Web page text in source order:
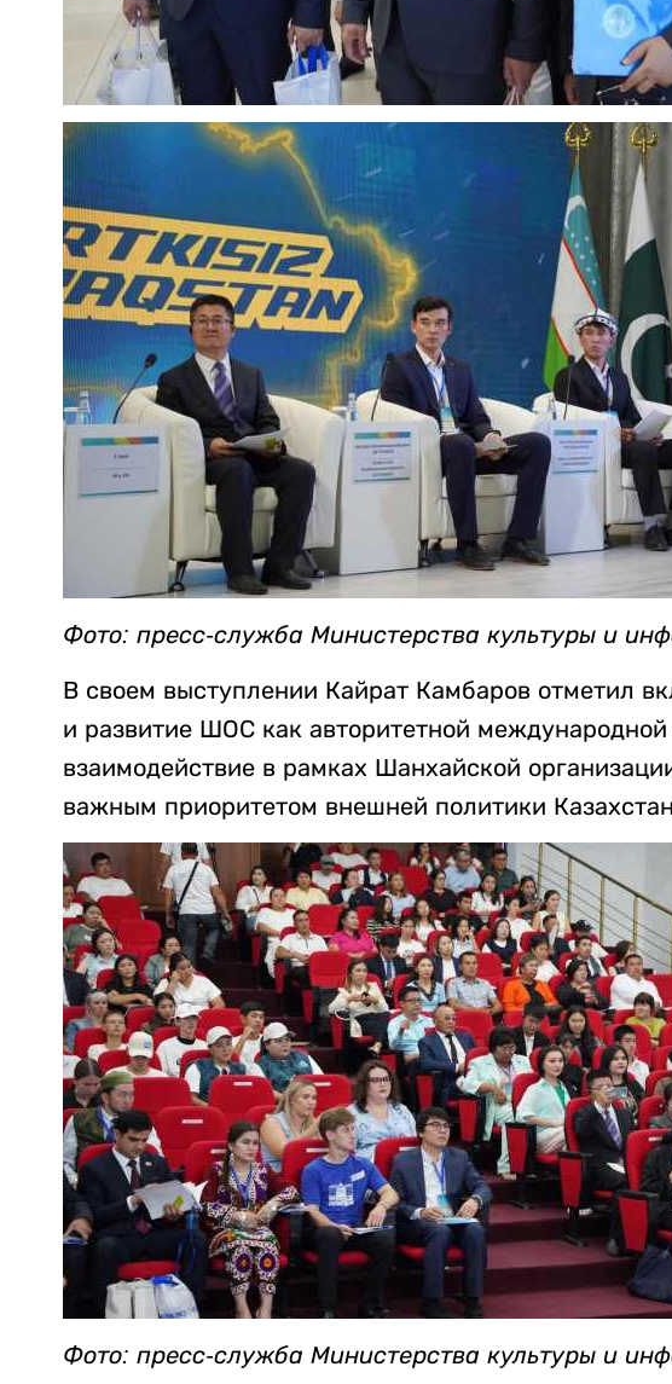
Фото: пресс-служба Министерства культуры и
В своем выступлении Кайрат Камбаров отметил
и развитие ШОС как авторитетной
взаимодействие в рамках Шанхайской
важным приоритетом внешней политики
Фото: пресс-служба Министерства культуры и